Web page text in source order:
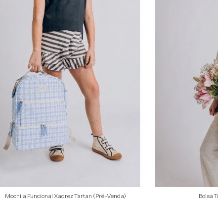
Mochila Funcional Xadrez Tartan (Pré-Venda)
Bolsa